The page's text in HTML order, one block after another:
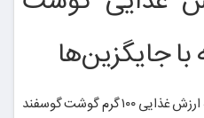
جایگزین‌ها
برای بررسی درست، ابتدا نگاهی به ارزش غذایی ۱۰۰ گرم گوشت گوسفند